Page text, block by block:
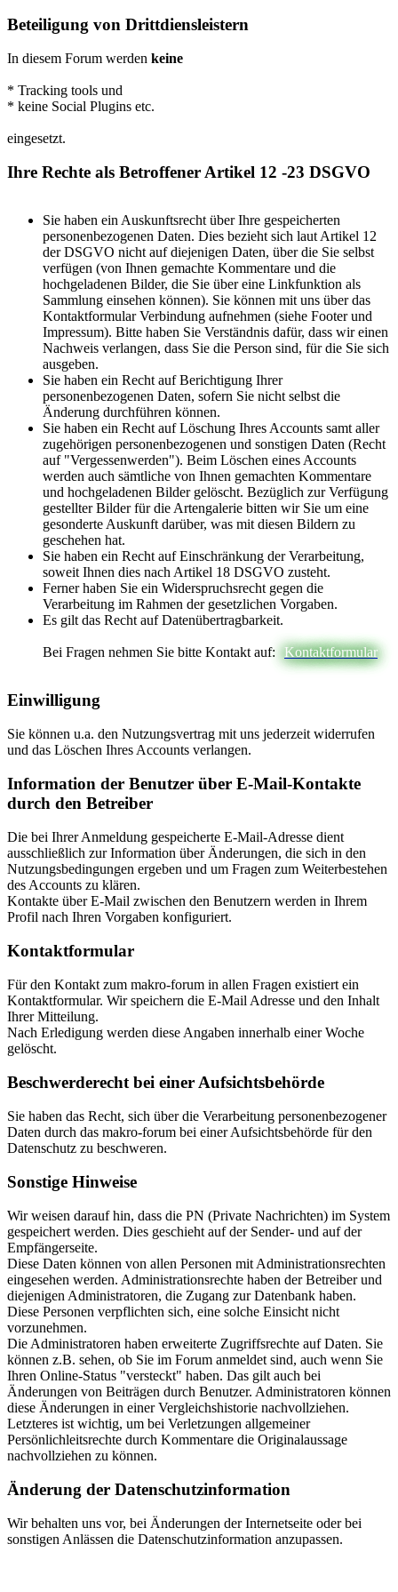
Beteiligung von Drittdiensleistern
In diesem Forum werden keine
* Tracking tools und
* keine Social Plugins etc.
eingesetzt.
Ihre Rechte als Betroffener Artikel 12 -23 DSGVO
Sie haben ein Auskunftsrecht über Ihre gespeicherten
personenbezogenen Daten. Dies bezieht sich laut Artikel 12
der DSGVO nicht auf diejenigen Daten, über die Sie selbst
verfügen (von Ihnen gemachte Kommentare und die
hochgeladenen Bilder, die Sie über eine Linkfunktion als
Sammlung einsehen können). Sie können mit uns über das
Kontaktformular Verbindung aufnehmen (siehe Footer und
Impressum). Bitte haben Sie Verständnis dafür, dass wir einen
Nachweis verlangen, dass Sie die Person sind, für die Sie sich
ausgeben.
Sie haben ein Recht auf Berichtigung Ihrer
personenbezogenen Daten, sofern Sie nicht selbst die
Änderung durchführen können.
Sie haben ein Recht auf Löschung Ihres Accounts samt aller
zugehörigen personenbezogenen und sonstigen Daten (Recht
auf "Vergessenwerden"). Beim Löschen eines Accounts
werden auch sämtliche von Ihnen gemachten Kommentare
und hochgeladenen Bilder gelöscht. Bezüglich zur Verfügung
gestellter Bilder für die Artengalerie bitten wir Sie um eine
gesonderte Auskunft darüber, was mit diesen Bildern zu
geschehen hat.
Sie haben ein Recht auf Einschränkung der Verarbeitung,
soweit Ihnen dies nach Artikel 18 DSGVO zusteht.
Ferner haben Sie ein Widerspruchsrecht gegen die
Verarbeitung im Rahmen der gesetzlichen Vorgaben.
Es gilt das Recht auf Datenübertragbarkeit.
Bei Fragen nehmen Sie bitte Kontakt auf: Kontaktformular
Einwilligung
Sie können u.a. den Nutzungsvertrag mit uns jederzeit widerrufen
und das Löschen Ihres Accounts verlangen.
Information der Benutzer über E-Mail-Kontakte
durch den Betreiber
Die bei Ihrer Anmeldung gespeicherte E-Mail-Adresse dient
ausschließlich zur Information über Änderungen, die sich in den
Nutzungsbedingungen ergeben und um Fragen zum Weiterbestehen
des Accounts zu klären.
Kontakte über E-Mail zwischen den Benutzern werden in Ihrem
Profil nach Ihren Vorgaben konfiguriert.
Kontaktformular
Für den Kontakt zum makro-forum in allen Fragen existiert ein
Kontaktformular. Wir speichern die E-Mail Adresse und den Inhalt
Ihrer Mitteilung.
Nach Erledigung werden diese Angaben innerhalb einer Woche
gelöscht.
Beschwerderecht bei einer Aufsichtsbehörde
Sie haben das Recht, sich über die Verarbeitung personenbezogener
Daten durch das makro-forum bei einer Aufsichtsbehörde für den
Datenschutz zu beschweren.
Sonstige Hinweise
Wir weisen darauf hin, dass die PN (Private Nachrichten) im System
gespeichert werden. Dies geschieht auf der Sender- und auf der
Empfängerseite.
Diese Daten können von allen Personen mit Administrationsrechten
eingesehen werden. Administrationsrechte haben der Betreiber und
diejenigen Administratoren, die Zugang zur Datenbank haben.
Diese Personen verpflichten sich, eine solche Einsicht nicht
vorzunehmen.
Die Administratoren haben erweiterte Zugriffsrechte auf Daten. Sie
können z.B. sehen, ob Sie im Forum anmeldet sind, auch wenn Sie
Ihren Online-Status "versteckt" haben. Das gilt auch bei
Änderungen von Beiträgen durch Benutzer. Administratoren können
diese Änderungen in einer Vergleichshistorie nachvollziehen.
Letzteres ist wichtig, um bei Verletzungen allgemeiner
Persönlichleitsrechte durch Kommentare die Originalaussage
nachvollziehen zu können.
Änderung der Datenschutzinformation
Wir behalten uns vor, bei Änderungen der Internetseite oder bei
sonstigen Anlässen die Datenschutzinformation anzupassen.